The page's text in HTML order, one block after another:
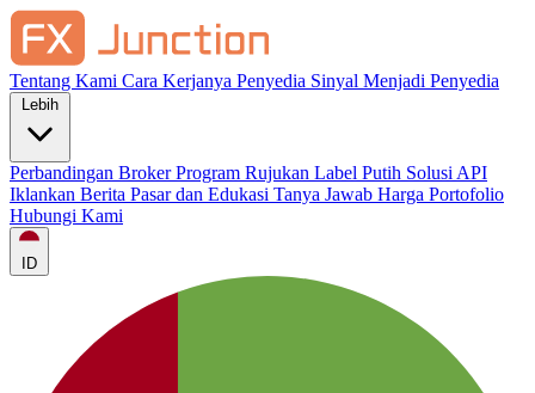
Tentang Kami Cara Kerjanya Penyedia Sinyal Menjadi Penyedia
Perbandingan BrokerProgram Rujukan Label Putih Solusi API
Iklankan Berita Pasar dan Edukasi Tanya Jawab Harga Portofolio
Hubungi Kami
ID